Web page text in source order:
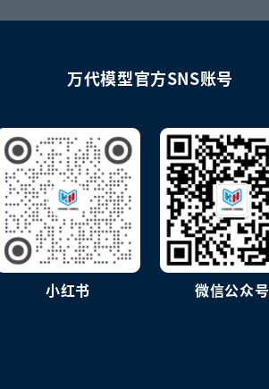
万代模型官方SNS账号
小红书 微信公众号